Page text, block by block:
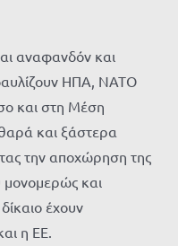
αναφανδόν και
ΗΠΑ, ΝΑΤΟ
και στη Μέση
και ξάστερα
την αποχώρηση της
μονομερώς και
έχουν
η ΕΕ.